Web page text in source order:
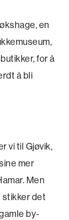
en
for å
å bli
vi til Gjøvik,
mer
Men
stikker det
by­